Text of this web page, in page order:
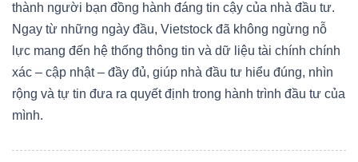
thành người bạn đồng hành đáng tin cậy của nhà đầu tư.
Ngay từ những ngày đầu, Vietstock đã không ngừng nỗ
lực mang đến hệ thống thông tin và dữ liệu tài chính chính
xác – cập nhật – đầy đủ, giúp nhà đầu tư hiểu đúng, nhìn
rộng và tự tin đưa ra quyết định trong hành trình đầu tư của
mình.